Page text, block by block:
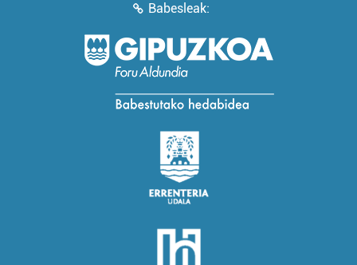
Babesleak: